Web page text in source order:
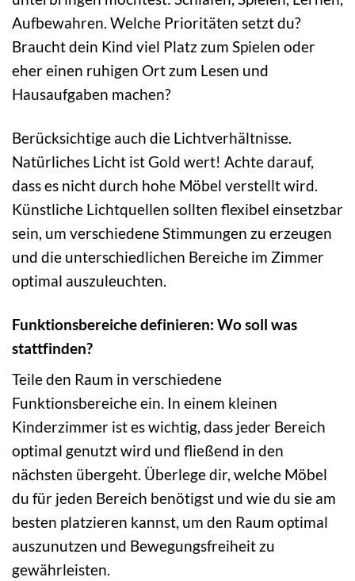
Aufbewahren. Welche Prioritäten setzt du?
Braucht dein Kind viel Platz zum Spielen oder
eher einen ruhigen Ort zum Lesen und
Hausaufgaben machen?
Berücksichtige auch die Lichtverhältnisse.
Natürliches Licht ist Gold wert! Achte darauf,
dass es nicht durch hohe Möbel verstellt wird.
Künstliche Lichtquellen sollten flexibel einsetzbar
sein, um verschiedene Stimmungen zu erzeugen
und die unterschiedlichen Bereiche im Zimmer
optimal auszuleuchten.
Funktionsbereiche definieren: Wo soll was
stattfinden?
Teile den Raum in verschiedene
Funktionsbereiche ein. In einem kleinen
Kinderzimmer ist es wichtig, dass jeder Bereich
optimal genutzt wird und fließend in den
nächsten übergeht. Überlege dir, welche Möbel
du für jeden Bereich benötigst und wie du sie am
besten platzieren kannst, um den Raum optimal
auszunutzen und Bewegungsfreiheit zu
gewährleisten.